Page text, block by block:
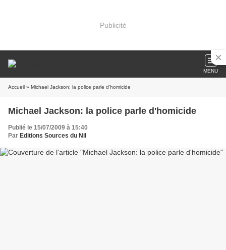
Publicité
MENU
Accueil » Michael Jackson: la police parle d'homicide
Michael Jackson: la police parle d'homicide
Publié le 15/07/2009 à 15:40
Par Editions Sources du Nil